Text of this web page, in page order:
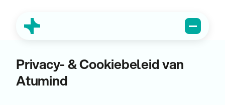
Privacy- & Cookiebeleid van
Atumind